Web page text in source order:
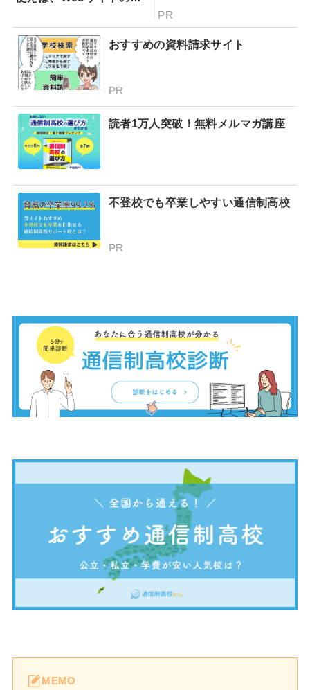
プでできることを専門家が
分かりやすく解説！
PR
おすすめの資料請求サイト
PR
読者1万人突破！無料メルマガ講座
不登校でも卒業しやすい通信制高校
PR
MEMO